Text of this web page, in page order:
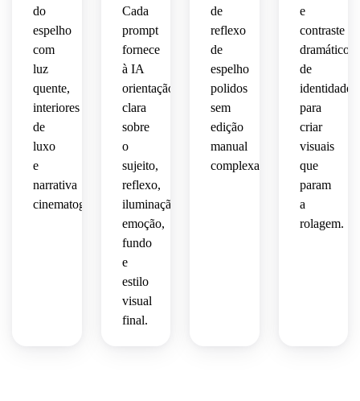
do
espelho
com
luz
quente,
interiores
de
luxo
e
narrativa
cinematográfica.
Cada
prompt
fornece
à IA
orientação
clara
sobre
o
sujeito,
reflexo,
iluminação,
emoção,
fundo
e
estilo
visual
final.
de
reflexo
de
espelho
polidos
sem
edição
manual
complexa.
e
contraste
dramático
de
identidade
para
criar
visuais
que
param
a
rolagem.